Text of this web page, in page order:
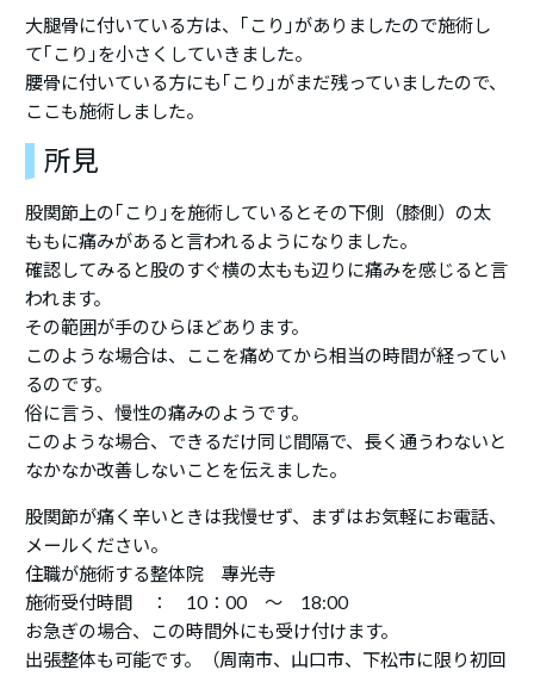
大腿骨に付いている方は、｢こり｣がありましたので施術し
て｢こり｣を小さくしていきました。
腰骨に付いている方にも｢こり｣がまだ残っていましたので、
ここも施術しました。
所見
股関節上の｢こり｣を施術しているとその下側（膝側）の太
ももに痛みがあると言われるようになりました。
確認してみると股のすぐ横の太もも辺りに痛みを感じると言
われます。
その範囲が手のひらほどあります。
このような場合は、ここを痛めてから相当の時間が経ってい
るのです。
俗に言う、慢性の痛みのようです。
このような場合、できるだけ同じ間隔で、長く通うわないと
なかなか改善しないことを伝えました。
股関節が痛く辛いときは我慢せず、まずはお気軽にお電話、
メールください。
住職が施術する整体院 專光寺
施術受付時間 ： 10：00 ～ 18:00
お急ぎの場合、この時間外にも受け付けます。
出張整体も可能です。（周南市、山口市、下松市に限り初回